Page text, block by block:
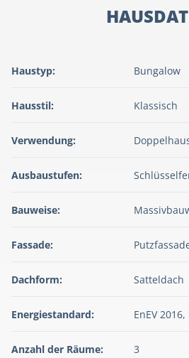
Haustyp: Bungalow
Hausstil: Klassisch
Verwendung:
Ausbaustufen:
Bauweise:
Fassade:
Dachform: Satteldach
Energiestandard: EnEV
Anzahl der Räume: 3